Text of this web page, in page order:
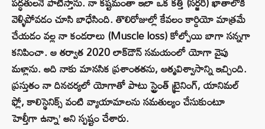
వెళ్ళిపోవడం చూసి బాధేసింది. తొలిరోజుల్లో కేవలం కార్డియో మాత్రమే
చేయడం వల్ల నా కండరాలు (Muscle loss) కోల్పోయి బాగా సన్నగా
కనిపించా. ఆ తర్వాత 2020 లాక్‌డౌన్ సమయంలో యోగా వైపు
మళ్లాను. అది నాకు మానసిక ప్రశాంతతను, ఆత్మవిశ్వాసాన్ని ఇచ్చింది.
ప్రస్తుతం నా దినచర్యలో యోగాతో పాటు స్ట్రెంత్ ట్రైనింగ్, యానిమల్
ఫ్లో, కాలిస్థెనిక్స్ వంటి వ్యాయామాలను సమతుల్యం చేసుకుంటూ
హెల్తీగా ఉన్నా’ అని స్పష్టం చేశారు.